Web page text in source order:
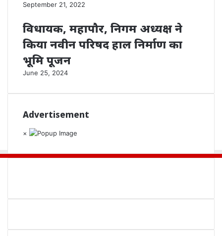
September 21, 2022
विधायक, महापौर, निगम अध्यक्ष ने
किया नवीन परिषद हाल निर्माण का
भूमि पूजन
June 25, 2024
Advertisement
×